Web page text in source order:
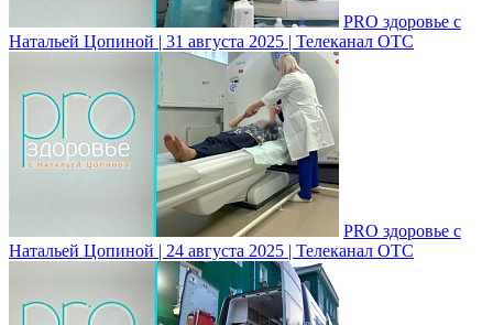
PRO здоровье с
Натальей Цопиной | 31 августа 2025 | Телеканал ОТС
PRO здоровье с
Натальей Цопиной | 24 августа 2025 | Телеканал ОТС